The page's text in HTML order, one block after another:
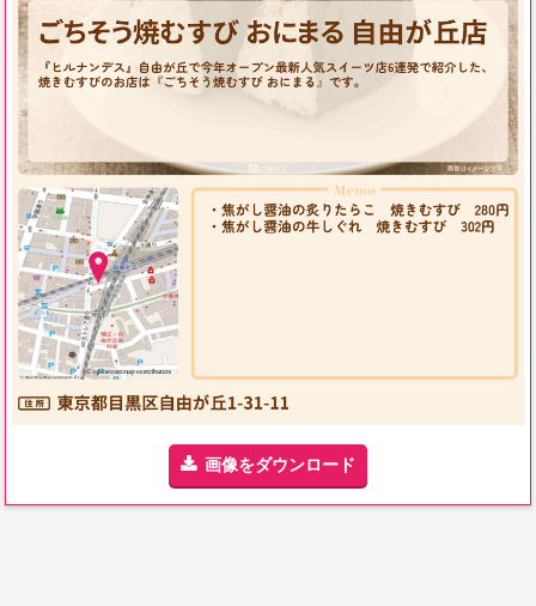
画像をダウンロード